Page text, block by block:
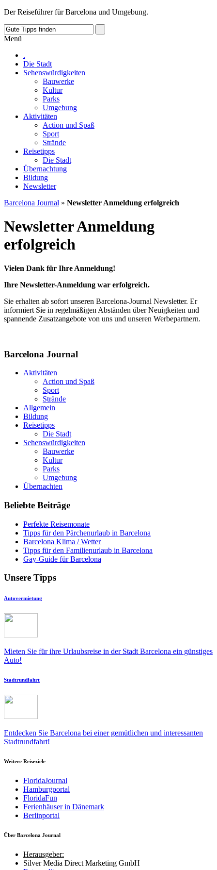
Der Reiseführer für Barcelona und Umgebung.
Menü
.
Die Stadt
Sehenswürdigkeiten
Bauwerke
Kultur
Parks
Umgebung
Aktivitäten
Action und Spaß
Sport
Strände
Reisetipps
Die Stadt
Übernachtung
Bildung
Newsletter
Barcelona Journal » Newsletter Anmeldung erfolgreich
Newsletter Anmeldung
erfolgreich
Vielen Dank für Ihre Anmeldung!
Ihre Newsletter-Anmeldung war erfolgreich.
Sie erhalten ab sofort unseren Barcelona-Journal Newsletter. Er
informiert Sie in regelmäßigen Abständen über Neuigkeiten und
spannende Zusatzangebote von uns und unseren Werbepartnern.
Barcelona Journal
Aktivitäten
Action und Spaß
Sport
Strände
Allgemein
Bildung
Reisetipps
Die Stadt
Sehenswürdigkeiten
Bauwerke
Kultur
Parks
Umgebung
Übernachten
Beliebte Beiträge
Perfekte Reisemonate
Tipps für den Pärchenurlaub in Barcelona
Barcelona Klima / Wetter
Tipps für den Familienurlaub in Barcelona
Gay-Guide für Barcelona
Unsere Tipps
Autovermietung
Mieten Sie für ihre Urlaubsreise in der Stadt Barcelona ein günstiges
Auto!
Stadtrundfahrt
Entdecken Sie Barcelona bei einer gemütlichen und interessanten
Stadtrundfahrt!
Weitere Reiseziele
FloridaJournal
Hamburgportal
FloridaFun
Ferienhäuser in Dänemark
Berlinportal
Über Barcelona Journal
Herausgeber:
Silver Media Direct Marketing GmbH